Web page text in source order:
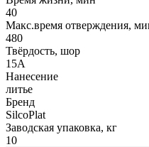
40
Макс.время отверждения,
480
Твёрдость, шор
15А
Нанесение
литье
Бренд
SilcoPlat
Заводская упаковка, кг
10